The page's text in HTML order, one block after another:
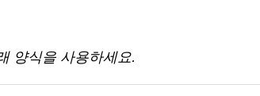
양식을 사용하세요.